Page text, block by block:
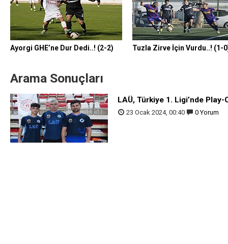
Karpaz Ocağı
Değirmenlik, Geleni
Ayorgi GHE’ne Dur Dedi..! (2-2) Tuzla Zirve İçin Vurdu..! (1-
Arama Sonuçları
LAÜ, Türkiye 1. Ligi’nde Play-
23 Ocak 2024, 00:40 0 Yorum